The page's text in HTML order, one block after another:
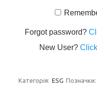
Forgot password?
New User?
Категорія: ESG Позначки: